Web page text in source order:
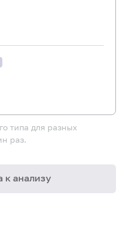
типа для разных
раз.
к анализу